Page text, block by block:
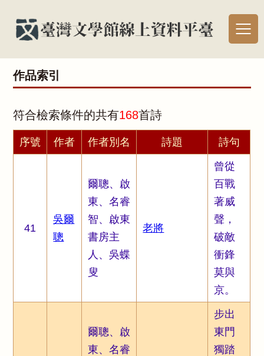
作品索引
符合檢索條件的共有168首詩
序號 作者 作者別名 詩題 詩句
41
吳爾
聰
爾聰、啟
東、名睿
智、啟東
書房主
人、吳蝶
叟
老將
曾從
百戰
著威
聲，
破敵
衝鋒
莫與
京。
爾聰、啟
東、名睿
步出
東門
獨踏